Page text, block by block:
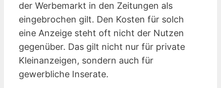
der Werbemarkt in den Zeitungen als
eingebrochen gilt. Den Kosten für solch
eine Anzeige steht oft nicht der Nutzen
gegenüber. Das gilt nicht nur für private
Kleinanzeigen, sondern auch für
gewerbliche Inserate.